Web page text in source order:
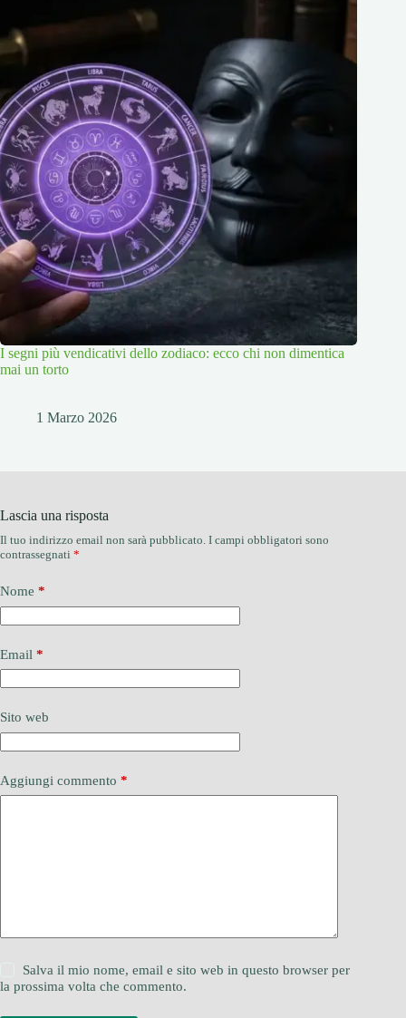
I segni più vendicativi dello zodiaco: ecco chi non dimentica
mai un torto
1 Marzo 2026
Lascia una risposta
Il tuo indirizzo email non sarà pubblicato. I campi obbligatori sono
contrassegnati *
Nome *
Email *
Sito web
Aggiungi commento *
Salva il mio nome, email e sito web in questo browser per
la prossima volta che commento.